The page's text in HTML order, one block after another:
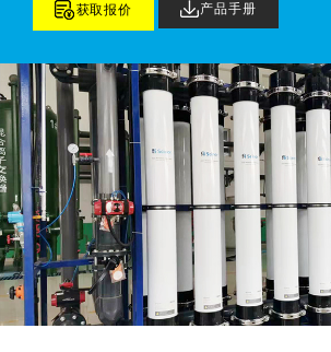
获取报价 产品手册